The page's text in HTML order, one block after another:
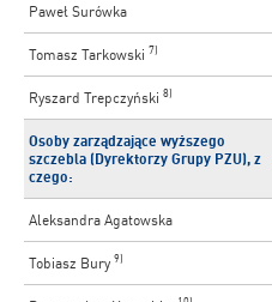
Paweł Surówka
Tomasz Tarkowski 7)
Ryszard Trepczyński 8)
Osoby zarządzające wyższego
szczebla (Dyrektorzy Grupy PZU), z
czego:
Aleksandra Agatowska
Tobiasz Bury 9)